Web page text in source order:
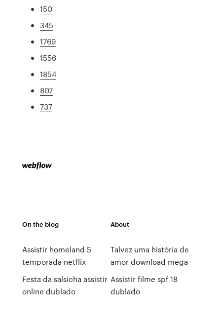
150
345
1769
1556
1854
807
737
On the blog
Assistir homeland 5
temporada netflix
Festa da salsicha assistir
online dublado
About
Talvez uma história de
amor download mega
Assistir filme spf 18
dublado